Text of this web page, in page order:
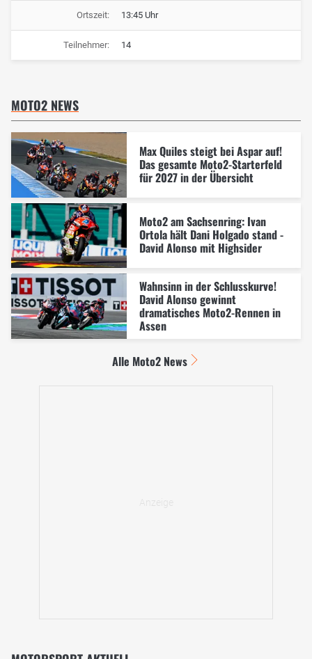
Ortszeit: 13:45 Uhr
Teilnehmer: 14
MOTO2 NEWS
Max Quiles steigt bei Aspar auf!
Das gesamte Moto2-Starterfeld
für 2027 in der Übersicht
Moto2 am Sachsenring: Ivan
Ortola hält Dani Holgado stand -
David Alonso mit Highsider
Wahnsinn in der Schlusskurve!
David Alonso gewinnt
dramatisches Moto2-Rennen in
Assen
Alle Moto2 News